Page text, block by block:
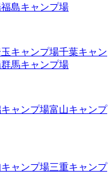
福島キャンプ場
キャンプ場千葉キャン
群馬キャンプ場
キャンプ場富山キャンプ
キャンプ場三重キャンプ